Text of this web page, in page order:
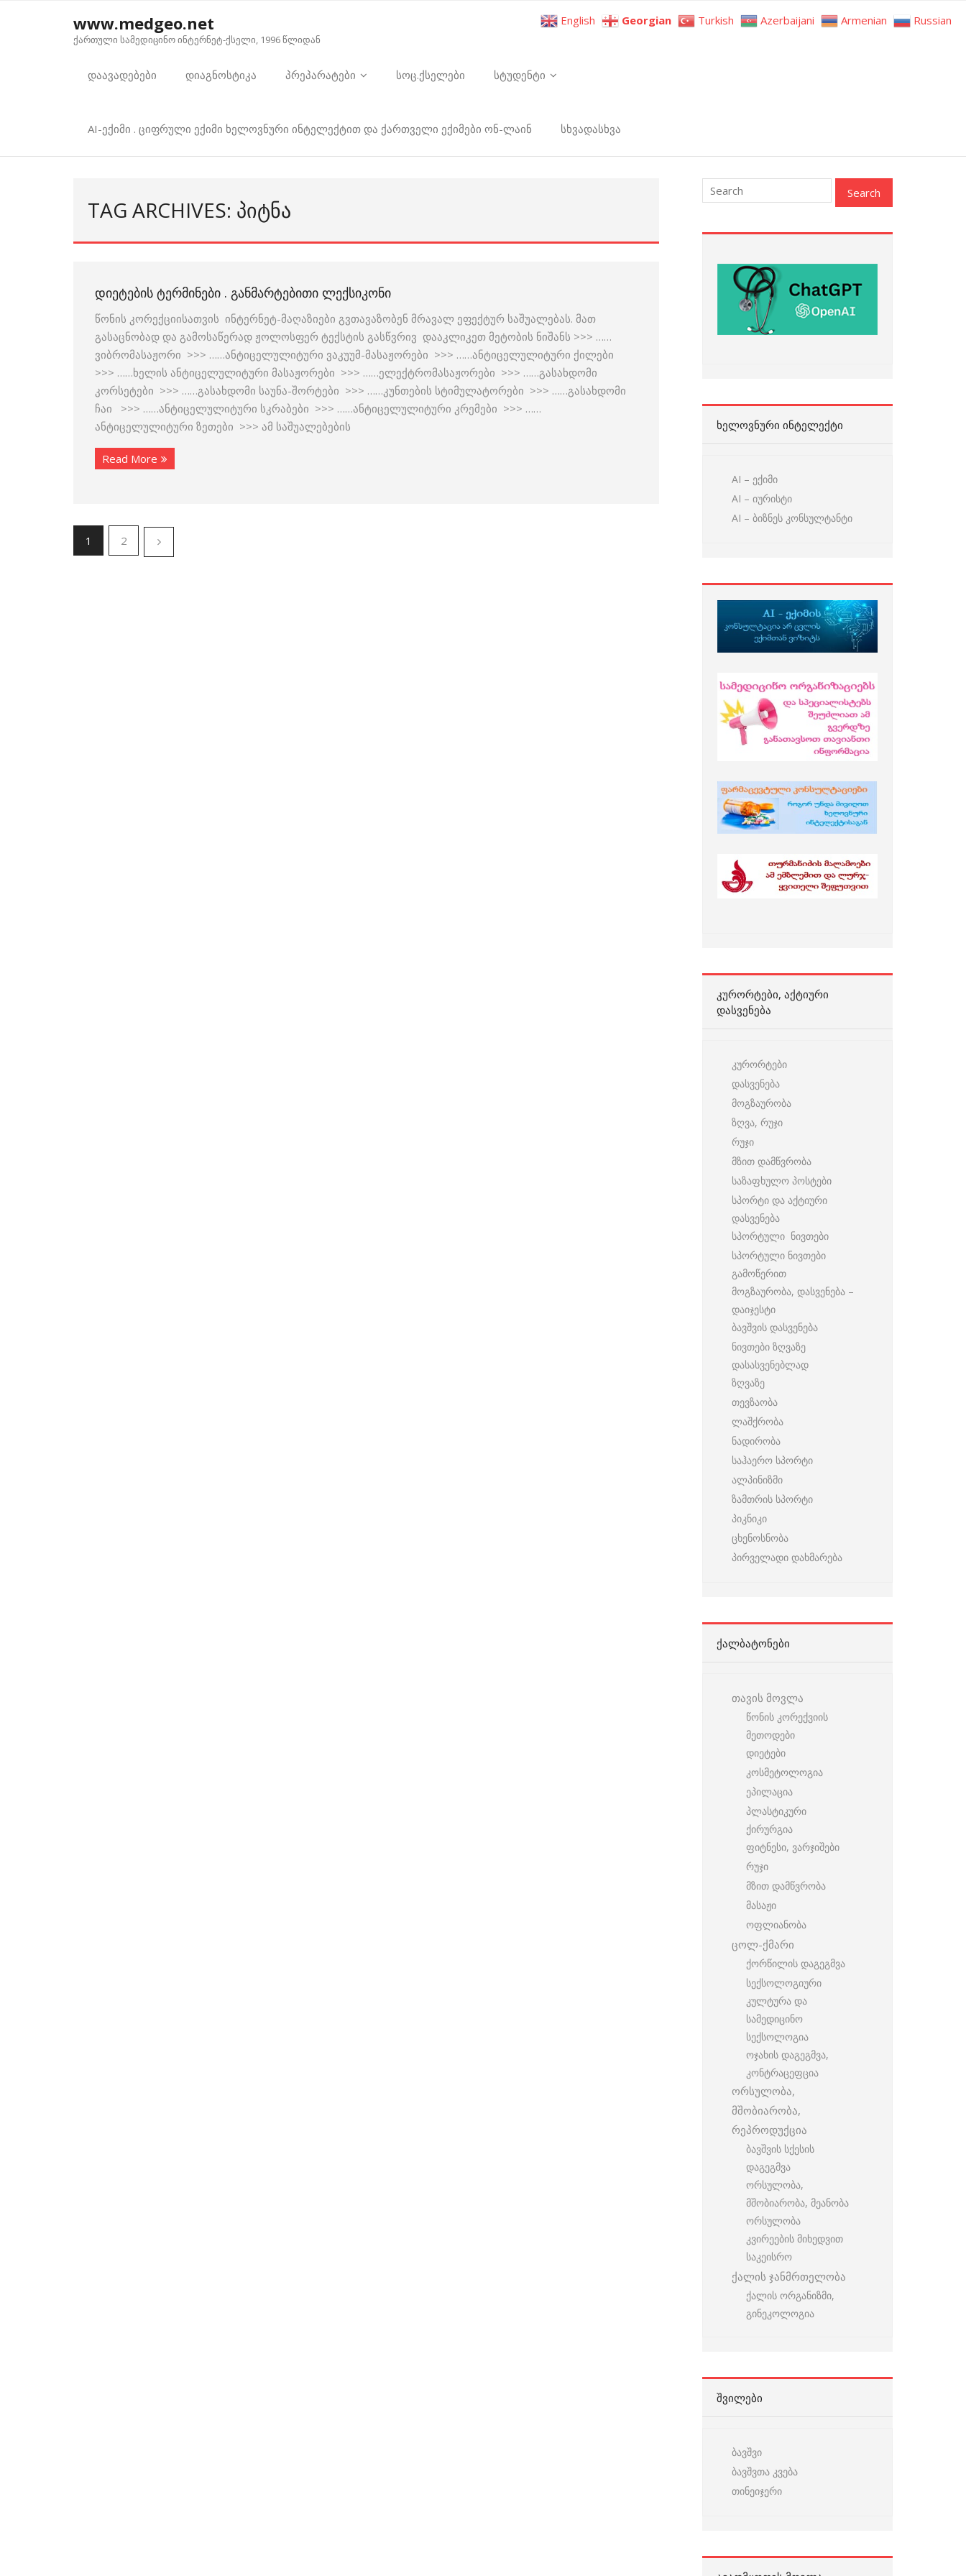
www.medgeo.net
ქართული სამედიცინო ინტერნეტ-ქსელი, 1996 წლიდან
დაავადებები დიაგნოსტიკა პრეპარატები სოც.ქსელები სტუდენტი
AI-ექიმი . ციფრული ექიმი ხელოვნური ინტელექტით და ქართველი ექიმები ონ-ლაინ სხვადასხვა
TAG ARCHIVES: ᲞᲘᲢᲜᲐ
ᲓᲘᲔᲢᲔᲑᲘᲡ ᲢᲔᲠᲛᲘᲜᲔᲑᲘ . ᲒᲐᲜᲛᲐᲠᲢᲔᲑᲘᲗᲘ ᲚᲔᲥᲡᲘᲙᲝᲜᲘ
წონის კორექციისათვის ინტერნეტ-მაღაზიები გვთავაზობენ მრავალ ეფექტურ საშუალებას. მათ
გასაცნობად და გამოსაწერად ჟოლოსფერ ტექსტის გასწვრივ დააკლიკეთ მეტობის ნიშანს >>> ……
ვიბრომასაჟორი >>> ……ანტიცელულიტური ვაკუუმ-მასაჟორები >>> ……ანტიცელულიტური ქილები
>>> ……ხელის ანტიცელულიტური მასაჟორები >>> ……ელექტრომასაჟორები >>> ……გასახდომი
კორსეტები >>> ……გასახდომი საუნა-შორტები >>> ……კუნთების სტიმულატორები >>> ……გასახდომი
ჩაი >>> ……ანტიცელულიტური სკრაბები >>> ……ანტიცელულიტური კრემები >>> ……
ანტიცელულიტური ზეთები >>> ამ საშუალებების
Read More
1 2
ᲮᲔᲚᲝᲕᲜᲣᲠᲘ ᲘᲜᲢᲔᲚᲔᲥᲢᲘ
AI – ექიმი
AI – იურისტი
AI – ბიზნეს კონსულტანტი
ᲙᲣᲠᲝᲠᲢᲔᲑᲘ, ᲐᲥᲢᲘᲣᲠᲘ
ᲓᲐᲡᲕᲔᲜᲔᲑᲐ
კურორტები
დასვენება
მოგზაურობა
ზღვა, რუჯი
რუჯი
მზით დამწვრობა
საზაფხულო პოსტები
სპორტი და აქტიური
დასვენება
სპორტული ნივთები
სპორტული ნივთები
გამოწერით
მოგზაურობა, დასვენება –
დაიჯესტი
ბავშვის დასვენება
ნივთები ზღვაზე
დასასვენებლად
ზღვაზე
თევზაობა
ლაშქრობა
ნადირობა
საჰაერო სპორტი
ალპინიზმი
ზამთრის სპორტი
პიკნიკი
ცხენოსნობა
პირველადი დახმარება
ᲥᲐᲚᲑᲐᲢᲝᲜᲔᲑᲘ
თავის მოვლა
წონის კორექვიის
მეთოდები
დიეტები
კოსმეტოლოგია
ეპილაცია
პლასტიკური
ქირურგია
ფიტნესი, ვარჯიშები
რუჯი
მზით დამწვრობა
მასაჟი
ოფლიანობა
ცოლ-ქმარი
ქორწილის დაგეგმვა
სექსოლოგიური
კულტურა და
სამედიცინო
სექსოლოგია
ოჯახის დაგეგმვა,
კონტრაცეფცია
ორსულობა,
მშობიარობა,
რეპროდუქცია
ბავშვის სქესის
დაგეგმვა
ორსულობა,
მშობიარობა, მეანობა
ორსულობა
კვირეების მიხედვით
საკეისრო
ქალის ჯანმრთელობა
ქალის ორგანიზმი,
გინეკოლოგია
ᲨᲕᲘᲚᲔᲑᲘ
ბავშვი
ბავშვთა კვება
თინეიჯერი
English Georgian Turkish Azerbaijani Armenian Russian